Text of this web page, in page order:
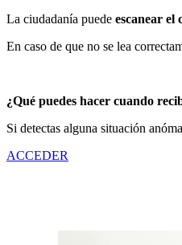
La ciudadanía puede escanear el
En caso de que no se lea
¿Qué puedes hacer cuando
Si detectas alguna situación
ACCEDER